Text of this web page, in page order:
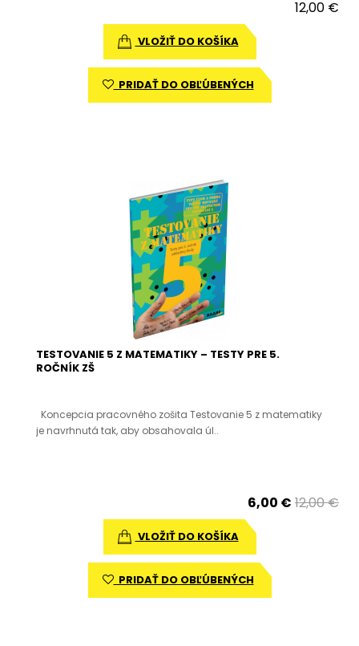
12,00 €
VLOŽIŤ DO KOŠÍKA
PRIDAŤ DO OBĽÚBENÝCH
TESTOVANIE 5 Z MATEMATIKY – TESTY PRE 5.
ROČNÍK ZŠ
Koncepcia pracovného zošita Testovanie 5 z matematiky
je navrhnutá tak, aby obsahovala úl..
6,00 € 12,00 €
VLOŽIŤ DO KOŠÍKA
PRIDAŤ DO OBĽÚBENÝCH